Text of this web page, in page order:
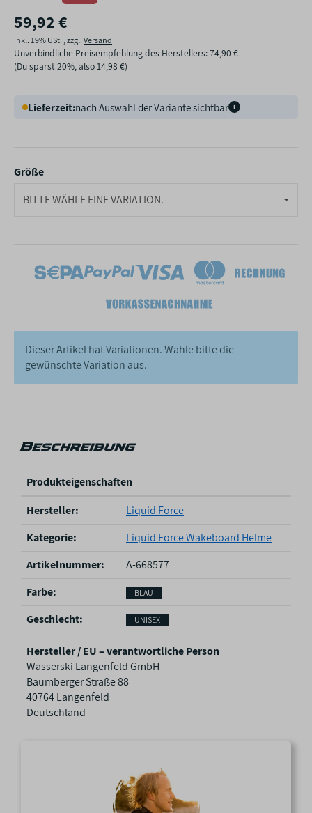
59,92 €
inkl. 19% USt. , zzgl.Versand
Unverbindliche Preisempfehlung des Herstellers:74,90 €
(Du sparst20%, also14,98 €)
Lieferzeit:nach Auswahl der Variante sichtbar i
Größe
BITTE WÄHLE EINE VARIATION.
Dieser Artikel hat Variationen. Wähle bitte die
gewünschte Variation aus.
Beschreibung
Produkteigenschaften
Hersteller:
Liquid Force
Kategorie:
Liquid Force Wakeboard Helme
Artikelnummer:
A-668577
Farbe‍:
BLAU
Geschlecht‍: UNISEX
Hersteller / EU – verantwortliche Person
Wasserski Langenfeld GmbH
Baumberger Straße 88
40764 Langenfeld
Deutschland